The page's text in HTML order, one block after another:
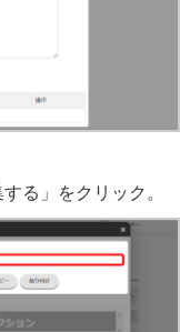
る」をクリック。